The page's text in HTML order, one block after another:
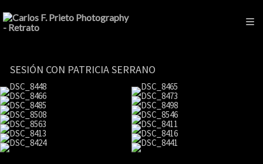
SESIÓN CON PATRICIA SERRANO